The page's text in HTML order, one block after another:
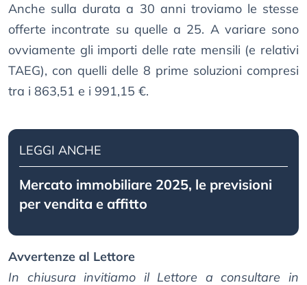
Anche sulla durata a 30 anni troviamo le stesse
offerte incontrate su quelle a 25. A variare sono
ovviamente gli importi delle rate mensili (e relativi
TAEG), con quelli delle 8 prime soluzioni compresi
tra i 863,51 e i 991,15 €.
LEGGI ANCHE
Mercato immobiliare 2025, le previsioni
per vendita e affitto
Avvertenze al Lettore
In chiusura invitiamo il Lettore a consultare in